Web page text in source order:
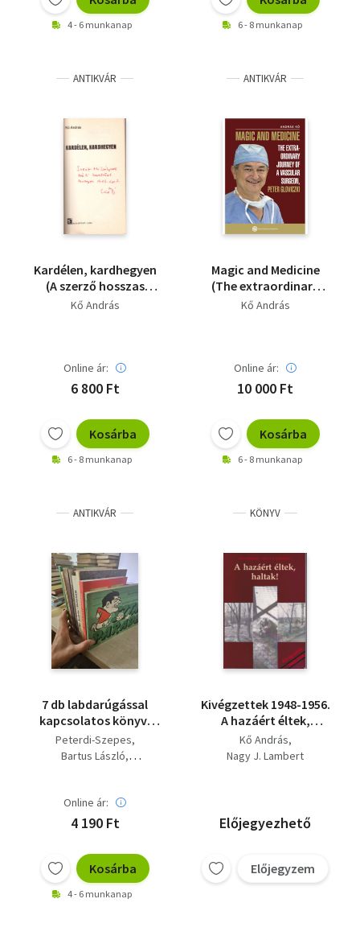
Foglalkozásunk:
Sportriporter,
Hámori Tibor
Pongrácz György
4 - 6 munkanap
valóság/Negyedszázad
piros-
van bőr
6 - 8 munkanap
ANTIKVÁR
Kardélen, kardhegyen
(A szerző hosszas
dedikációjával) -
Kő András
Online ár:
6 800 Ft
Kosárba
6 - 8 munkanap
ANTIKVÁR
Magic and Medicine
(The extraordinary
journey of a vascular
Kő András
Online ár:
10 000 Ft
Kosárba
6 - 8 munkanap
ANTIKVÁR
7 db labdarúgással
kapcsolatos könyv,
KÖNYVMENTŐ
AJÁNLAT: Sztár
Óbudától Firenzéig+
Csikar+ Lóri+ Puha
vagy Jenő
Peterdi-Szepes
Bartus László
Fekete Pál Simon István
Pongrácz György
Online ár:
4 190 Ft
Kosárba
4 - 6 munkanap
KÖNYV
Kivégzettek 1948-1956.
A hazáért éltek,
haltak!
Kő András
Nagy J. Lambert
Előjegyezhető
Előjegyzem